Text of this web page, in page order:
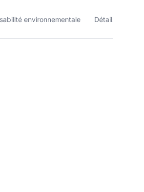
environnementale Détails du